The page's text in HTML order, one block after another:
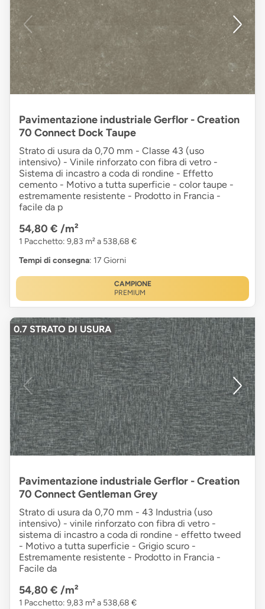
Pavimentazione industriale Gerflor - Creation
70 Connect Dock Taupe
Strato di usura da 0,70 mm - Classe 43 (uso
intensivo) - Vinile rinforzato con fibra di vetro -
Sistema di incastro a coda di rondine - Effetto
cemento - Motivo a tutta superficie - color taupe -
estremamente resistente - Prodotto in Francia -
facile da p
54,80 € /m²
1 Pacchetto: 9,83 m² a 538,68 €
Tempi di consegna: 17 Giorni
CAMPIONE
PREMIUM
0.7 STRATO DI USURA
Pavimentazione industriale Gerflor - Creation
70 Connect Gentleman Grey
Strato di usura da 0,70 mm - 43 Industria (uso
intensivo) - vinile rinforzato con fibra di vetro -
sistema di incastro a coda di rondine - effetto tweed
- Motivo a tutta superficie - Grigio scuro -
Estremamente resistente - Prodotto in Francia -
Facile da
54,80 € /m²
1 Pacchetto: 9,83 m² a 538,68 €